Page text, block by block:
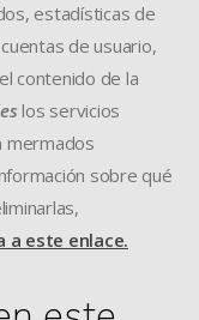
estadísticas de
de usuario,
contenido de la
los servicios
mermados
sobre qué
a este enlace.